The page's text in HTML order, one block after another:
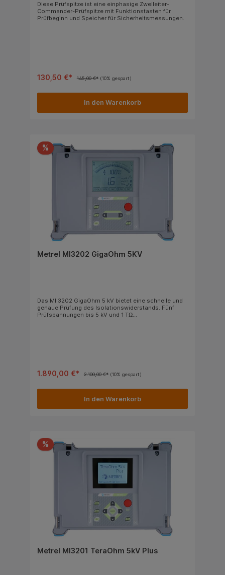
Diese Prüfspitze ist eine einphasige Zweileiter-
Commander-Prüfspitze mit Funktionstasten für
Prüfbeginn und Speicher für Sicherheitsmessungen.
130,50 €* 145,00 €* (10% gespart)
In den Warenkorb
%
Metrel MI3202 GigaOhm 5KV
Das MI 3202 GigaOhm 5 kV bietet eine schnelle und
genaue Prüfung des Isolationswiderstands. Fünf
Prüfspannungen bis 5 kV und 1 TΩ
Einsatz in widrigen Bedingungen ermöglicht.
1.890,00 €* 2.100,00 €* (10% gespart)
In den Warenkorb
%
Metrel MI3201 TeraOhm 5kV Plus